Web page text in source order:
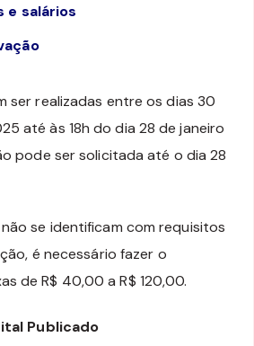
e salários
ser realizadas entre os dias 30
até às 18h do dia 28 de janeiro
pode ser solicitada até o dia 28
se identificam com requisitos
é necessário fazer o
de R$ 40,00 a R$ 120,00.
Publicado